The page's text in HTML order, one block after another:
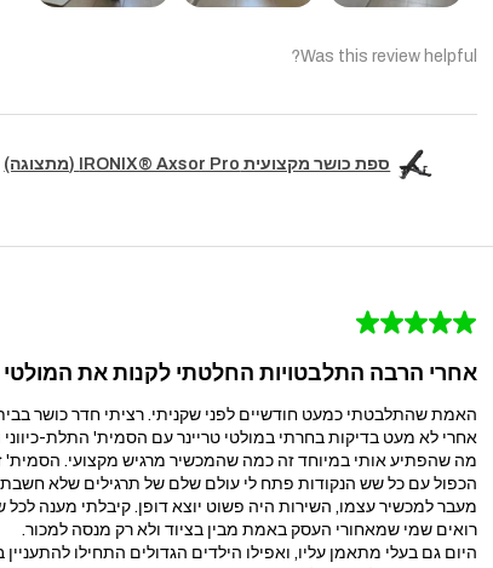
Was this review helpful?
ספת כושר מקצועית IRONIX® Axsor Pro (מתצוגה)
★
★
★
★
★
אחרי הרבה התלבטויות החלטתי לקנות את
האמת שהתלבטתי כמעט חודשיים לפני שקניתי. רציתי חדר כושר
אחרי לא מעט בדיקות בחרתי במולטי טריינר עם הסמית' התלת-כיווני ו-6 נקודות הפולי, ואני יכולה להגיד שזו אחת הקניות הכי טובות
מה שהפתיע אותי במיוחד זה כמה שהמכשיר מרגיש מקצועי. הסמית'
הכפול עם כל שש הנקודות פתח לי עולם שלם של תרגילים שלא
מעבר למכשיר עצמו, השירות היה פשוט יוצא דופן. קיבלתי מענה
רואים שמי שמאחורי העסק באמת מבין בציוד ולא רק מנסה למכור.
היום גם בעלי מתאמן עליו, ואפילו הילדים הגדולים התחילו